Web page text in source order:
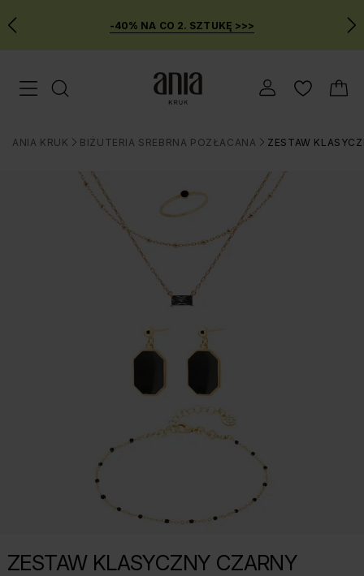
Przejdź
do
MENU
WYSZUKIWARKI
-40% NA CO 2. SZTUKĘ >>>
Menu mobilne
ANIA KRUK
>
BIŻUTERIA SREBRNA POZŁACANA
>
ZESTAW
ZESTAW KLASYCZNY CZARNY